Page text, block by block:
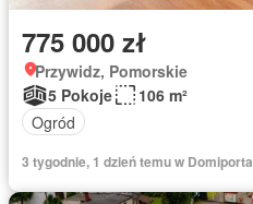
775 000 zł
Przywidz, Pomorskie
5 Pokoje
106 m²
Ogród
3 tygodnie, 1 dzień temu w Domiporta